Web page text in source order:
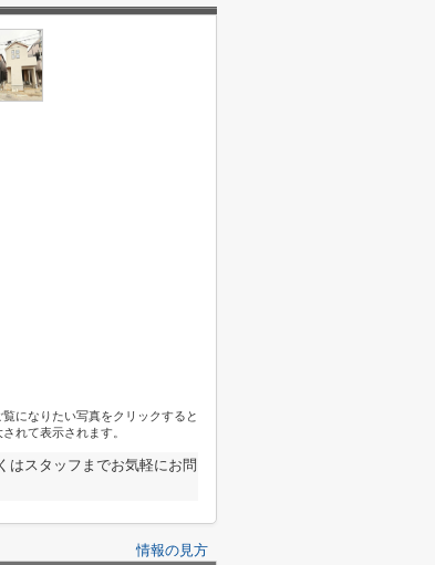
になりたい写真をクリックすると
れて表示されます。
はスタッフまでお気軽にお問
情報の見方